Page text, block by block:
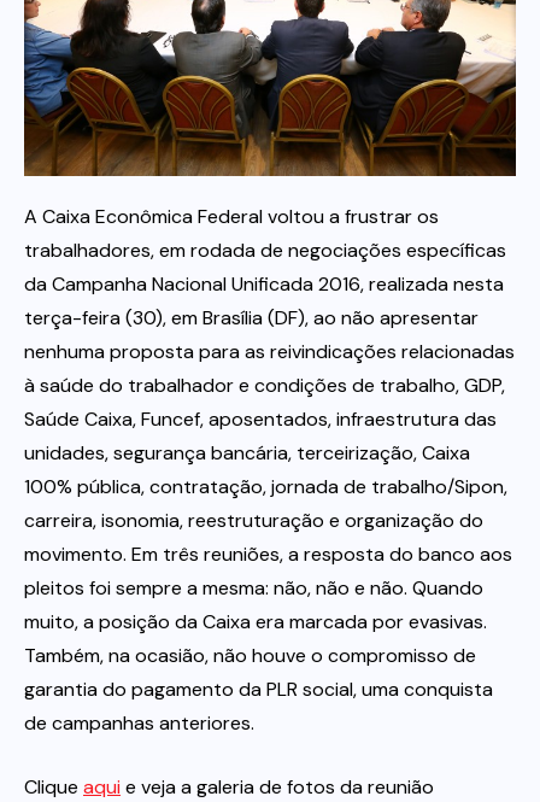
Itau
Financeiras e Cooperativas
A Caixa Econômica Federal voltou a frustrar os
trabalhadores, em rodada de negociações específicas
da Campanha Nacional Unificada 2016, realizada nesta
terça-feira (30), em Brasília (DF), ao não apresentar
nenhuma proposta para as reivindicações relacionadas
à saúde do trabalhador e condições de trabalho, GDP,
Saúde Caixa, Funcef, aposentados, infraestrutura das
unidades, segurança bancária, terceirização, Caixa
100% pública, contratação, jornada de trabalho/Sipon,
carreira, isonomia, reestruturação e organização do
movimento. Em três reuniões, a resposta do banco aos
pleitos foi sempre a mesma: não, não e não. Quando
muito, a posição da Caixa era marcada por evasivas.
Também, na ocasião, não houve o compromisso de
garantia do pagamento da PLR social, uma conquista
de campanhas anteriores.
Clique aqui e veja a galeria de fotos da reunião